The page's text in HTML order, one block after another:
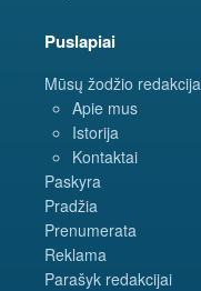
Puslapiai
Mūsų žodžio redakcija
Apie mus
Istorija
Kontaktai
Paskyra
Pradžia
Prenumerata
Reklama
Parašyk redakcijai